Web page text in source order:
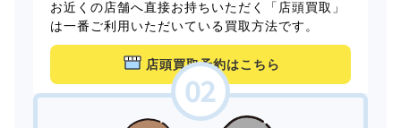
お近くの店舗へ直接お持ちいただく「店頭買取」
は一番ご利用いただいている買取方法です。
店頭買取予約はこちら